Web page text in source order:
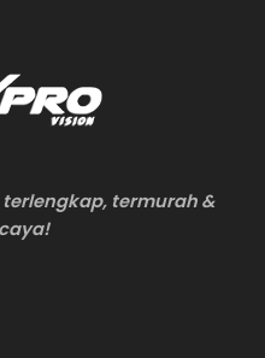
termurah &